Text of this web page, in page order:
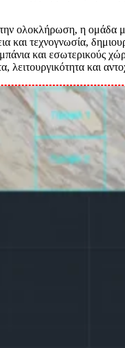
ολοκλήρωση, η ομάδα
και τεχνογνωσία,
και εσωτερικούς
λειτουργικότητα και